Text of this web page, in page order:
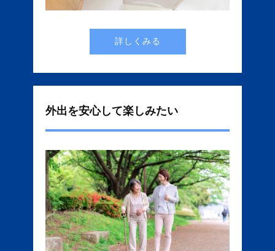
詳しくみる
外出を安心して楽しみたい